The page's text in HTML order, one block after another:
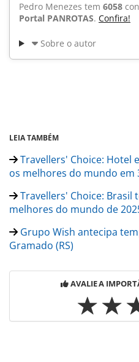
Pedro Menezes tem 6058
Portal PANROTAS. Confira!
Sobre o autor
LEIA TAMBÉM
Travellers' Choice: Hotel
os melhores do mundo em
Travellers' Choice: Brasil
melhores do mundo de
Grupo Wish antecipa
Gramado (RS)
AVALIE A